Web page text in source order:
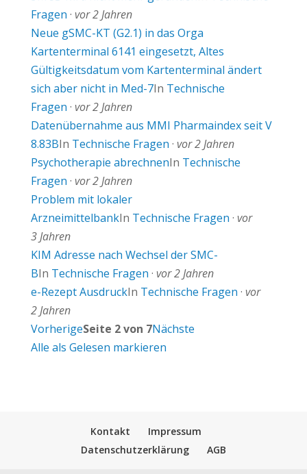
Fragen · vor 2 Jahren
Neue gSMC-KT (G2.1) in das Orga
Kartenterminal 6141 eingesetzt, Altes
Gültigkeitsdatum vom Kartenterminal ändert
sich aber nicht in Med-7In Technische
Fragen · vor 2 Jahren
Datenübernahme aus MMI Pharmaindex seit V
8.83BIn Technische Fragen · vor 2 Jahren
Psychotherapie abrechnenIn Technische
Fragen · vor 2 Jahren
Problem mit lokaler
ArzneimittelbankIn Technische Fragen · vor
3 Jahren
KIM Adresse nach Wechsel der SMC-
BIn Technische Fragen · vor 2 Jahren
e-Rezept AusdruckIn Technische Fragen · vor
2 Jahren
VorherigeSeite 2 von 7Nächste
Alle als Gelesen markieren
Kontakt
Impressum
Datenschutzerklärung
AGB